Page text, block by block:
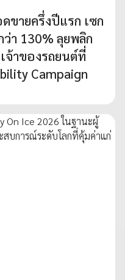
ขายครึ่งปีแรก เซก
ว่า 130% ลุยพลิก
จ้าของรถยนต์ที่
Campaign